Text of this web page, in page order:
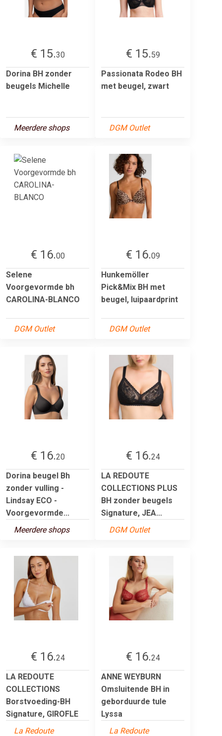
€ 15.30
Dorina BH zonder
beugels Michelle
Meerdere shops
€ 15.59
Passionata Rodeo BH
met beugel, zwart
DGM Outlet
€ 16.00
Selene
Voorgevormde bh
CAROLINA-BLANCO
DGM Outlet
€ 16.09
Hunkemöller
Pick&Mix BH met
beugel, luipaardprint
DGM Outlet
€ 16.20
Dorina beugel Bh
zonder vulling -
Lindsay ECO -
Voorgevormde...
Meerdere shops
€ 16.24
LA REDOUTE
COLLECTIONS PLUS
BH zonder beugels
Signature, JEA...
DGM Outlet
€ 16.24
LA REDOUTE
COLLECTIONS
Borstvoeding-BH
Signature, GIROFLE
La Redoute
€ 16.24
ANNE WEYBURN
Omsluitende BH in
geborduurde tule
Lyssa
La Redoute